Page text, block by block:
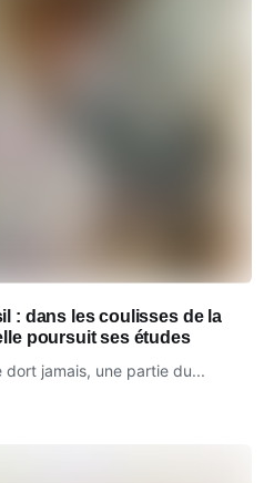
: dans les coulisses de la
poursuit ses études
dort jamais, une partie du...